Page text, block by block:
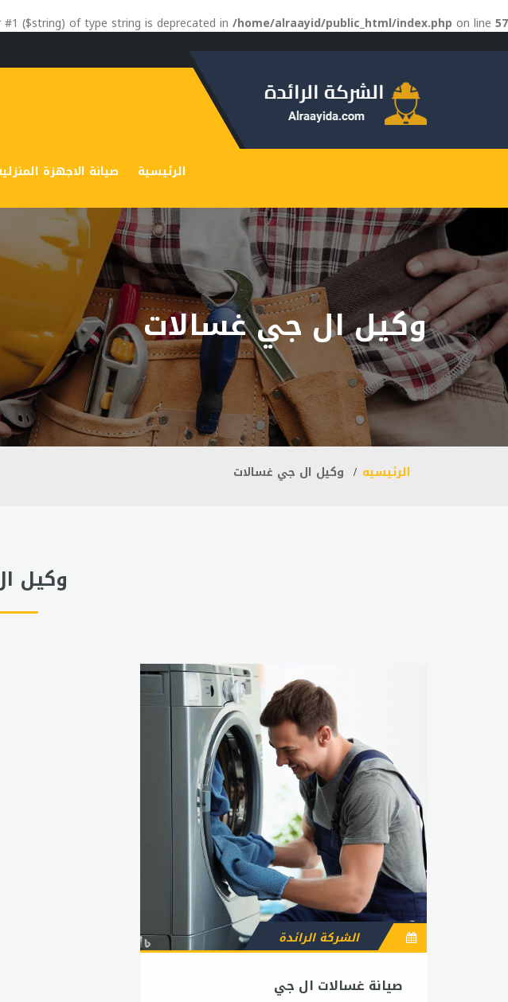
($string) of type string is deprecated in /home/alraayid/public_html/index.php on line 57
الرئيسية صيانة الاجهزة
وكيل ال جي غسالات
الرئيسيه وكيل ال جي غسالات
وكيل
صيانة غسالات ال جي
الشركة الرائدة